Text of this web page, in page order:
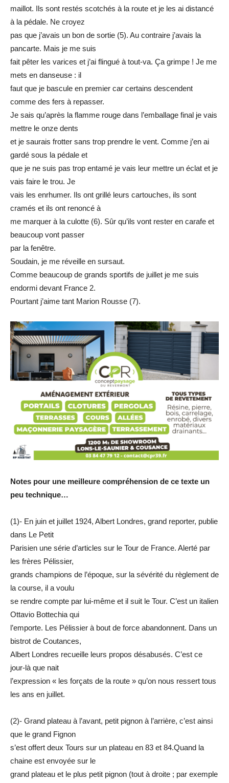
maillot. Ils sont restés scotchés à la route et je les ai distancé
à la pédale. Ne croyez
pas que j’avais un bon de sortie (5). Au contraire j’avais la
pancarte. Mais je me suis
fait pêter les varices et j’ai flingué à tout-va. Ça grimpe ! Je me
mets en danseuse : il
faut que je bascule en premier car certains descendent
comme des fers à repasser.
Je sais qu’après la flamme rouge dans l’emballage final je vais
mettre le onze dents
et je saurais frotter sans trop prendre le vent. Comme j’en ai
gardé sous la pédale et
que je ne suis pas trop entamé je vais leur mettre un éclat et je
vais faire le trou. Je
vais les enrhumer. Ils ont grillé leurs cartouches, ils sont
cramés et ils ont renoncé à
me marquer à la culotte (6). Sûr qu’ils vont rester en carafe et
beaucoup vont passer
par la fenêtre.
Soudain, je me réveille en sursaut.
Comme beaucoup de grands sportifs de juillet je me suis
endormi devant France 2.
Pourtant j’aime tant Marion Rousse (7).
Notes pour une meilleure compréhension de ce texte un
peu technique…
(1)- En juin et juillet 1924, Albert Londres, grand reporter, publie
dans Le Petit
Parisien une série d’articles sur le Tour de France. Alerté par
les frères Pélissier,
grands champions de l’époque, sur la sévérité du règlement de
la course, il a voulu
se rendre compte par lui-même et il suit le Tour. C’est un italien
Ottavio Bottechia qui
l’emporte. Les Pélissier à bout de force abandonnent. Dans un
bistrot de Coutances,
Albert Londres recueille leurs propos désabusés. C’est ce
jour-là que nait
l’expression « les forçats de la route » qu’on nous ressert tous
les ans en juillet.
(2)- Grand plateau à l’avant, petit pignon à l’arrière, c’est ainsi
que le grand Fignon
s’est offert deux Tours sur un plateau en 83 et 84.Quand la
chaine est envoyée sur le
grand plateau et le plus petit pignon (tout à droite ; par exemple